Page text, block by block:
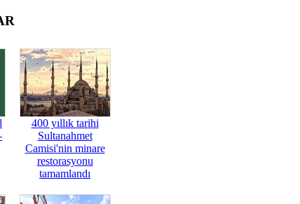
400 yıllık tarihi
Sultanahmet
Camisi'nin minare
restorasyonu
tamamlandı